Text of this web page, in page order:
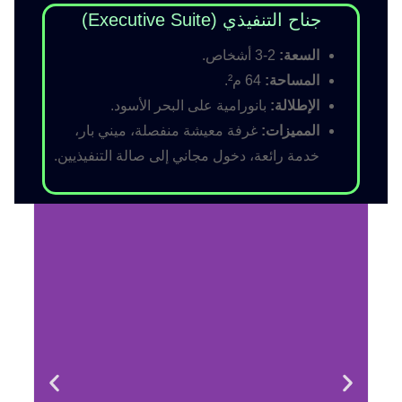
جناح التنفيذي (Executive Suite)
السعة:
المساحة:
الإطلالة: بانورامية على البحر الأسود.
المميزات: غرفة معيشة منفصلة، ميني بار،
خدمة رائعة، دخول مجاني إلى صالة التنفيذيين.